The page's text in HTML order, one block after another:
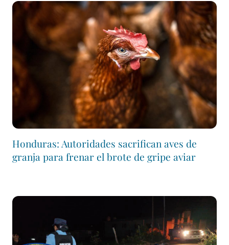
Honduras: Autoridades sacrifican aves de
granja para frenar el brote de gripe aviar